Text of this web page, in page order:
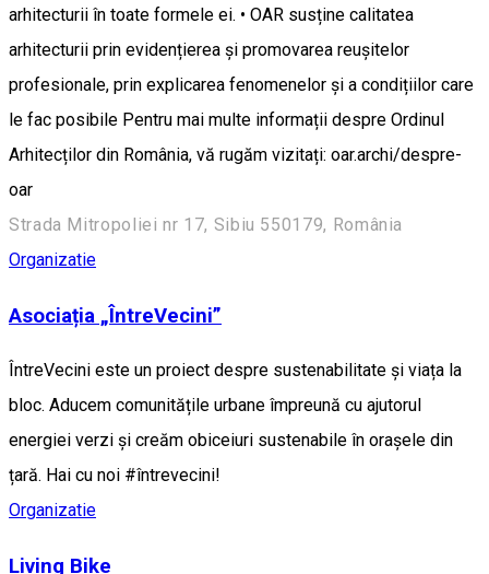
arhitecturii în toate formele ei. • OAR susține calitatea
arhitecturii prin evidențierea și promovarea reușitelor
profesionale, prin explicarea fenomenelor și a condițiilor care
le fac posibile Pentru mai multe informații despre Ordinul
Arhitecților din România, vă rugăm vizitați: oar.archi/despre-
oar
Strada Mitropoliei nr 17, Sibiu 550179, România
Organizatie
Asociația „ÎntreVecini”
ÎntreVecini este un proiect despre sustenabilitate și viața la
bloc. Aducem comunitățile urbane împreună cu ajutorul
energiei verzi și creăm obiceiuri sustenabile în orașele din
țară. Hai cu noi #întrevecini!
Organizatie
Living Bike